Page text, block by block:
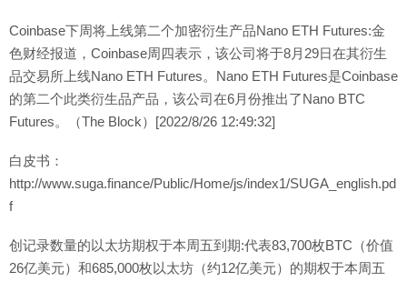
Coinbase下周将上线第二个加密衍生产品Nano ETH Futures:金
色财经报道，Coinbase周四表示，该公司将于8月29日在其衍生
品交易所上线Nano ETH Futures。Nano ETH Futures是Coinbase
的第二个此类衍生品产品，该公司在6月份推出了Nano BTC
Futures。（The Block）[2022/8/26 12:49:32]
白皮书：
http://www.suga.finance/Public/Home/js/index1/SUGA_english.pd
f
创记录数量的以太坊期权于本周五到期:代表83,700枚BTC（价值
26亿美元）和685,000枚以太坊（约12亿美元）的期权于本周五